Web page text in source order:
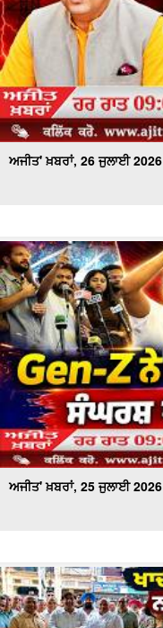
ਅਜੀਤ' ਖ਼ਬਰਾਂ, 26 ਜੁਲਾਈ 2026
ਅਜੀਤ' ਖ਼ਬਰਾਂ, 25 ਜੁਲਾਈ 2026